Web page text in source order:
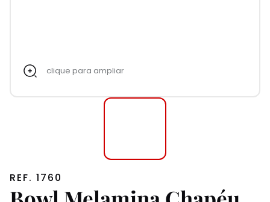
clique para ampliar
REF. 1760